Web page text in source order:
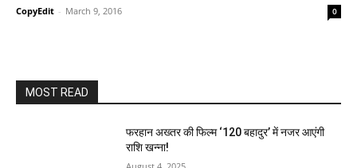
CopyEdit - March 9, 2016 0
MOST READ
फरहान अख्तर की फिल्म ‘120 बहादुर’ में नजर आएंगी
राशि खन्ना!